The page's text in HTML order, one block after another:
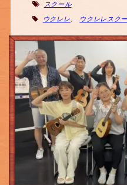
スクール
ウクレレ, ウクレレスク